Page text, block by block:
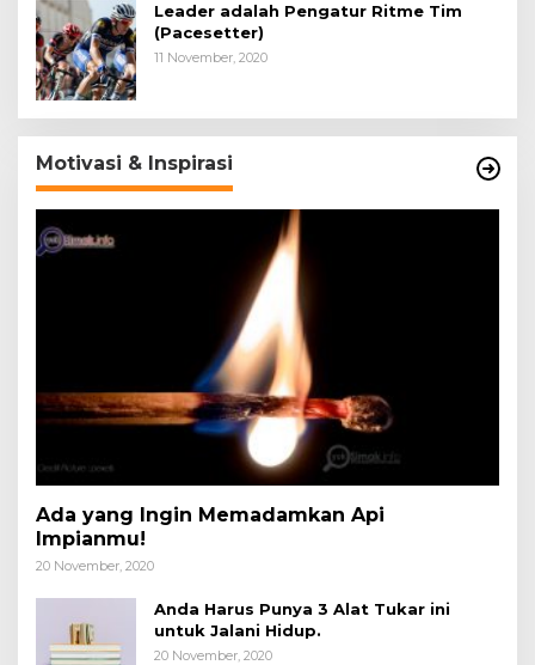
Leader adalah Pengatur Ritme Tim
(Pacesetter)
11 November, 2020
Motivasi & Inspirasi
Ada yang Ingin Memadamkan Api
Impianmu!
20 November, 2020
Anda Harus Punya 3 Alat Tukar ini
untuk Jalani Hidup.
20 November, 2020